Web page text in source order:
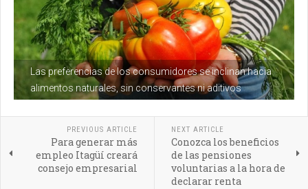
Las preferencias de los consumidores se inclinan hacia
alimentos naturales, sin conservantes ni aditivos
PREVIOUS ARTICLE
Para generar más
empleo Itagüí creará
consejo empresarial
NEXT ARTICLE
Conozca los beneficios
de las pensiones
voluntarias a la hora de
declarar renta